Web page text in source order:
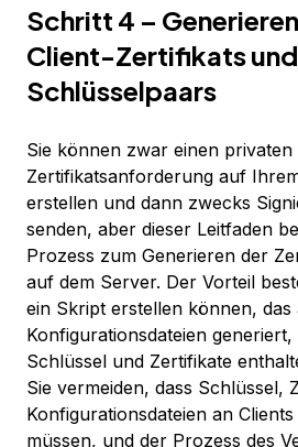
Schritt 4 –
Client-Zertifikats
Schlüsselpaars
Sie können zwar einen
Zertifikatsanforderung auf
erstellen und dann zwecks
senden, aber dieser Leitfaden
Prozess zum Generieren der
auf dem Server. Der Vorteil
ein Skript erstellen können, das
Konfigurationsdateien
Schlüssel und Zertifikate
Sie vermeiden, dass Schlüssel,
Konfigurationsdateien an
müssen, und der Prozess des